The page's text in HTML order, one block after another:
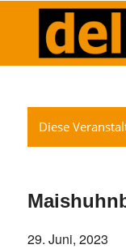
Diese
29. Juni, 2023